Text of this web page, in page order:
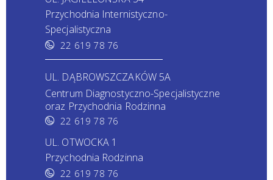
Przychodnia Internistyczno-
Specjalistyczna
22 619 78 76
UL. DĄBROWSZCZAKÓW 5A
Centrum Diagnostyczno-Specjalistyczne
oraz Przychodnia Rodzinna
22 619 78 76
UL. OTWOCKA 1
Przychodnia Rodzinna
22 619 78 76